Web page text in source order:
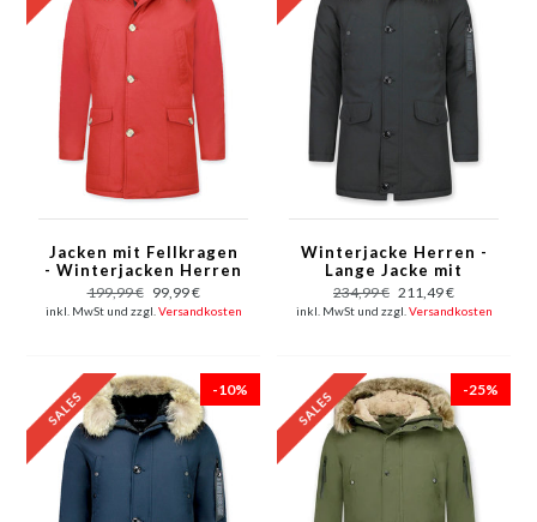
Jacken mit Fellkragen
- Winterjacken Herren
Lange - Große
Pelzkragen - Parka 4
Tasche Wooly - Rot
199,99 € 99,99 €
inkl. MwSt und zzgl. Versandkosten
Winterjacke Herren -
Lange Jacke mit
Fellkragen - Großer
Pelzkragen - Parka -
Schwarz
234,99 € 211,49 €
inkl. MwSt und zzgl. Versandkosten
-10% -25%